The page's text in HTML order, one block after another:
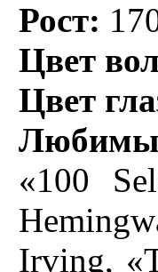
Рост:
Цвет
Цвет
«100
Irving,